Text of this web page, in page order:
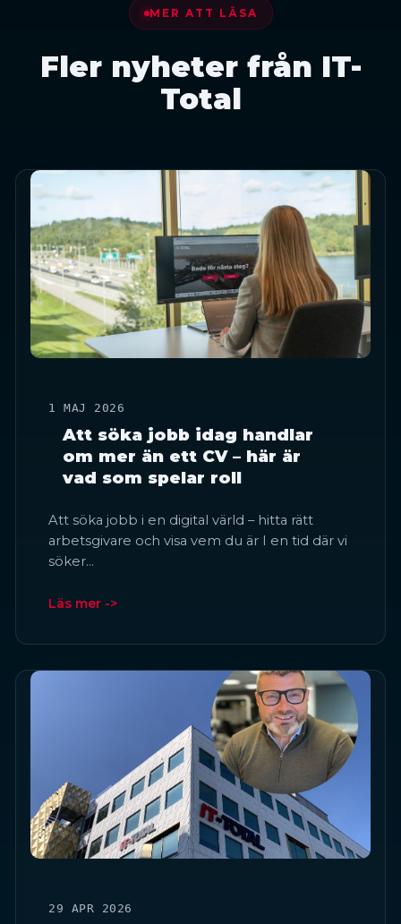
MER ATT LÄSA
Fler nyheter från IT-
Total
1 MAJ 2026
Att söka jobb idag handlar
om mer än ett CV – här är
vad som spelar roll
Att söka jobb i en digital värld – hitta rätt
arbetsgivare och visa vem du är I en tid där vi
söker…
Läs mer ->
29 APR 2026